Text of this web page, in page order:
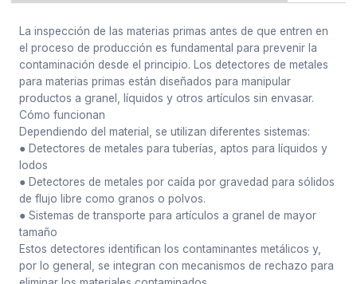
La inspección de las materias primas antes de que entren en
el proceso de producción es fundamental para prevenir la
contaminación desde el principio. Los detectores de metales
para materias primas están diseñados para manipular
productos a granel, líquidos y otros artículos sin envasar.
Cómo funcionan
Dependiendo del material, se utilizan diferentes sistemas:
● Detectores de metales para tuberías, aptos para líquidos y
lodos
● Detectores de metales por caída por gravedad para sólidos
de flujo libre como granos o polvos.
● Sistemas de transporte para artículos a granel de mayor
tamaño
Estos detectores identifican los contaminantes metálicos y,
por lo general, se integran con mecanismos de rechazo para